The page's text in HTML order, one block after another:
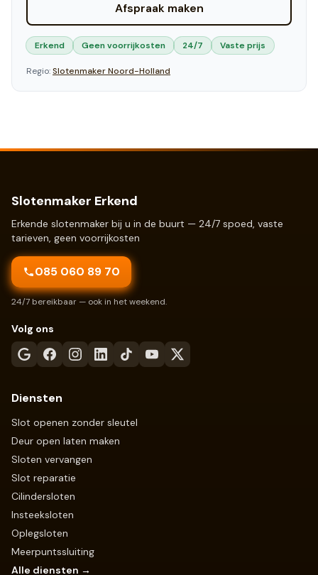
Afspraak maken
Erkend Geen voorrijkosten 24/7 Vaste prijs
Regio:SlotenmakerNoord-Holland
Slotenmaker Erkend
Erkende slotenmaker bij u in de buurt — 24/7 spoed, vaste
tarieven, geen voorrijkosten
085 060 89 70
24/7 bereikbaar — ook in het weekend.
Volg ons
Diensten
Slot openen zonder sleutel
Deur open laten maken
Sloten vervangen
Slot reparatie
Cilindersloten
Insteeksloten
Oplegsloten
Meerpuntssluiting
Alle diensten →